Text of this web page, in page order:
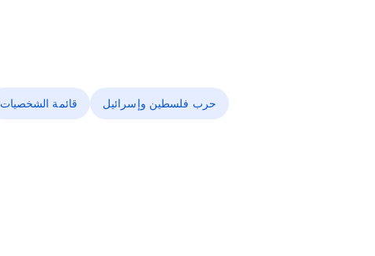
قائمة الشخصيات حرب فلسطين وإسرائيل